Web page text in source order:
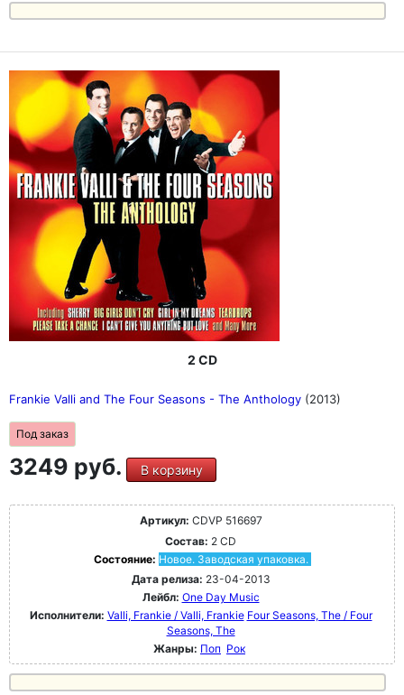
2 CD
Frankie Valli and The Four Seasons - The Anthology (2013)
Под заказ
3249 руб. В корзину
Артикул: CDVP 516697
Состав: 2 CD
Состояние: Новое. Заводская упаковка.
Дата релиза: 23-04-2013
Лейбл: One Day Music
Исполнители: Valli, Frankie / Valli, Frankie Four Seasons, The / Four
Seasons, The
Жанры: Поп Рок